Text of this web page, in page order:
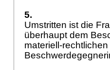
5.
Umstritten ist die
überhaupt dem
materiell-